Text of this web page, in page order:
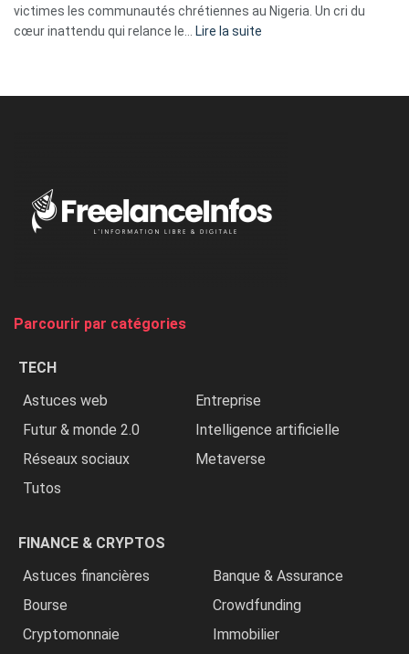
victimes les communautés chrétiennes au Nigeria. Un cri du
cœur inattendu qui relance le…
Lire la suite
Nigeria,
Parcourir par catégories
TECH
Astuces web
Entreprise
Futur & monde 2.0
Intelligence artificielle
Réseaux sociaux
Metaverse
Tutos
FINANCE & CRYPTOS
Astuces financières
Banque & Assurance
Bourse
Crowdfunding
Cryptomonnaie
Immobilier